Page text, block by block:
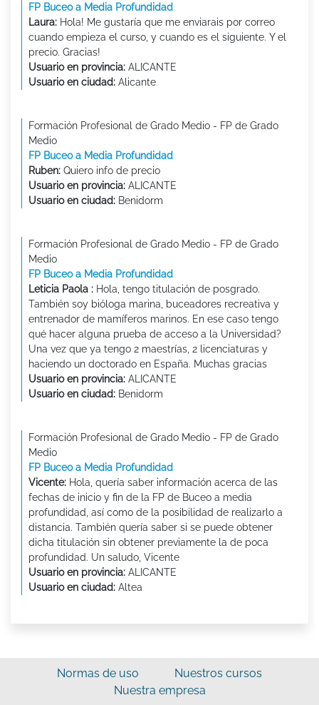
FP Buceo a Media Profundidad
Laura: Hola! Me gustaría que me enviarais por correo
cuando empieza el curso, y cuando es el siguiente. Y el
precio. Gracias!
Usuario en provincia: ALICANTE
Usuario en ciudad: Alicante
Formación Profesional de Grado Medio - FP de Grado
Medio
FP Buceo a Media Profundidad
Ruben: Quiero info de precio
Usuario en provincia: ALICANTE
Usuario en ciudad: Benidorm
Formación Profesional de Grado Medio - FP de Grado
Medio
FP Buceo a Media Profundidad
Leticia Paola : Hola, tengo titulación de posgrado.
También soy bióloga marina, buceadores recreativa y
entrenador de mamíferos marinos. En ese caso tengo
qué hacer alguna prueba de acceso a la Universidad?
Una vez que ya tengo 2 maestrías, 2 licenciaturas y
haciendo un doctorado en España. Muchas gracias
Usuario en provincia: ALICANTE
Usuario en ciudad: Benidorm
Formación Profesional de Grado Medio - FP de Grado
Medio
FP Buceo a Media Profundidad
Vicente: Hola, quería saber información acerca de las
fechas de inicio y fin de la FP de Buceo a media
profundidad, así como de la posibilidad de realizarlo a
distancia. También quería saber si se puede obtener
dicha titulación sin obtener previamente la de poca
profundidad. Un saludo, Vicente
Usuario en provincia: ALICANTE
Usuario en ciudad: Altea
Normas de uso
Nuestros cursos
Nuestra empresa